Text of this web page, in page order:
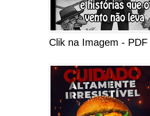
Clik na Imagem - PDF